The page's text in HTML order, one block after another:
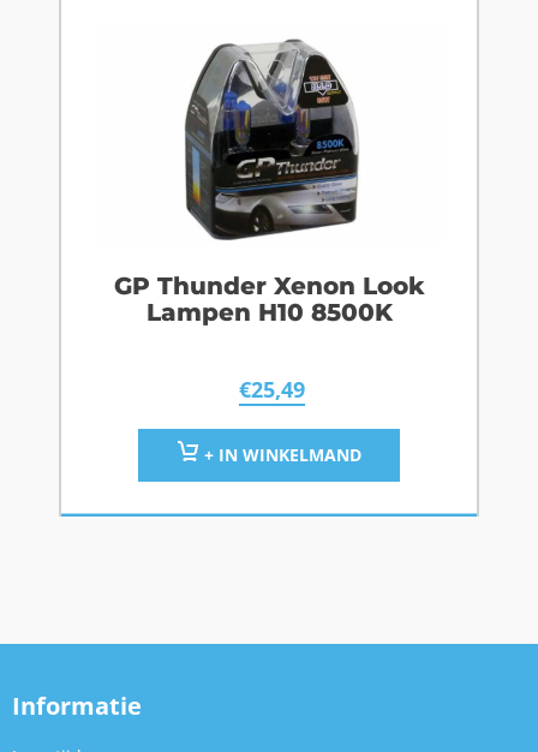
GP Thunder Xenon Look
Lampen H10 8500K
€25,49
+ IN WINKELMAND
Informatie